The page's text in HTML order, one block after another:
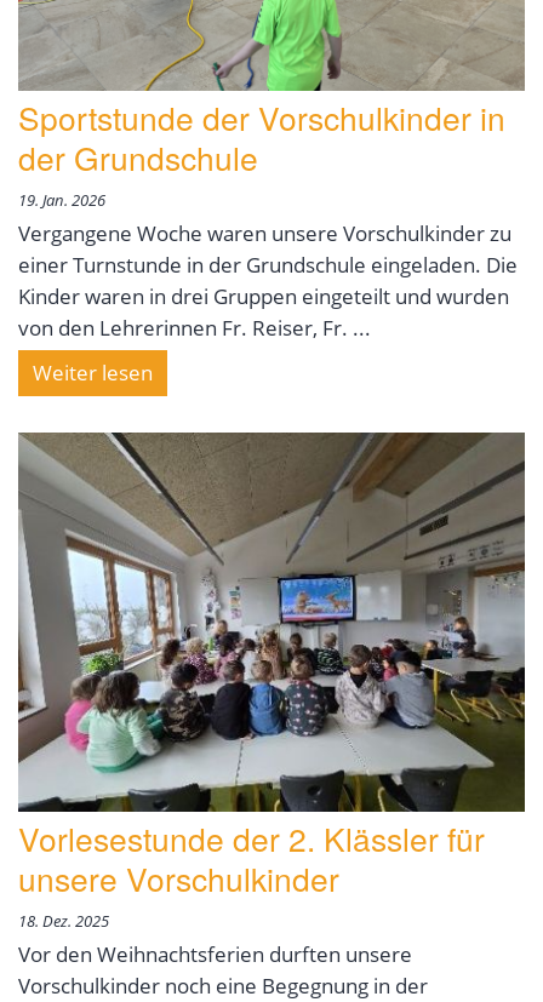
Sportstunde der Vorschulkinder in
der Grundschule
19. Jan. 2026
Vergangene Woche waren unsere Vorschulkinder zu
einer Turnstunde in der Grundschule eingeladen. Die
Kinder waren in drei Gruppen eingeteilt und wurden
von den Lehrerinnen Fr. Reiser, Fr. ...
Weiter lesen
Vorlesestunde der 2. Klässler für
unsere Vorschulkinder
18. Dez. 2025
Vor den Weihnachtsferien durften unsere
Vorschulkinder noch eine Begegnung in der